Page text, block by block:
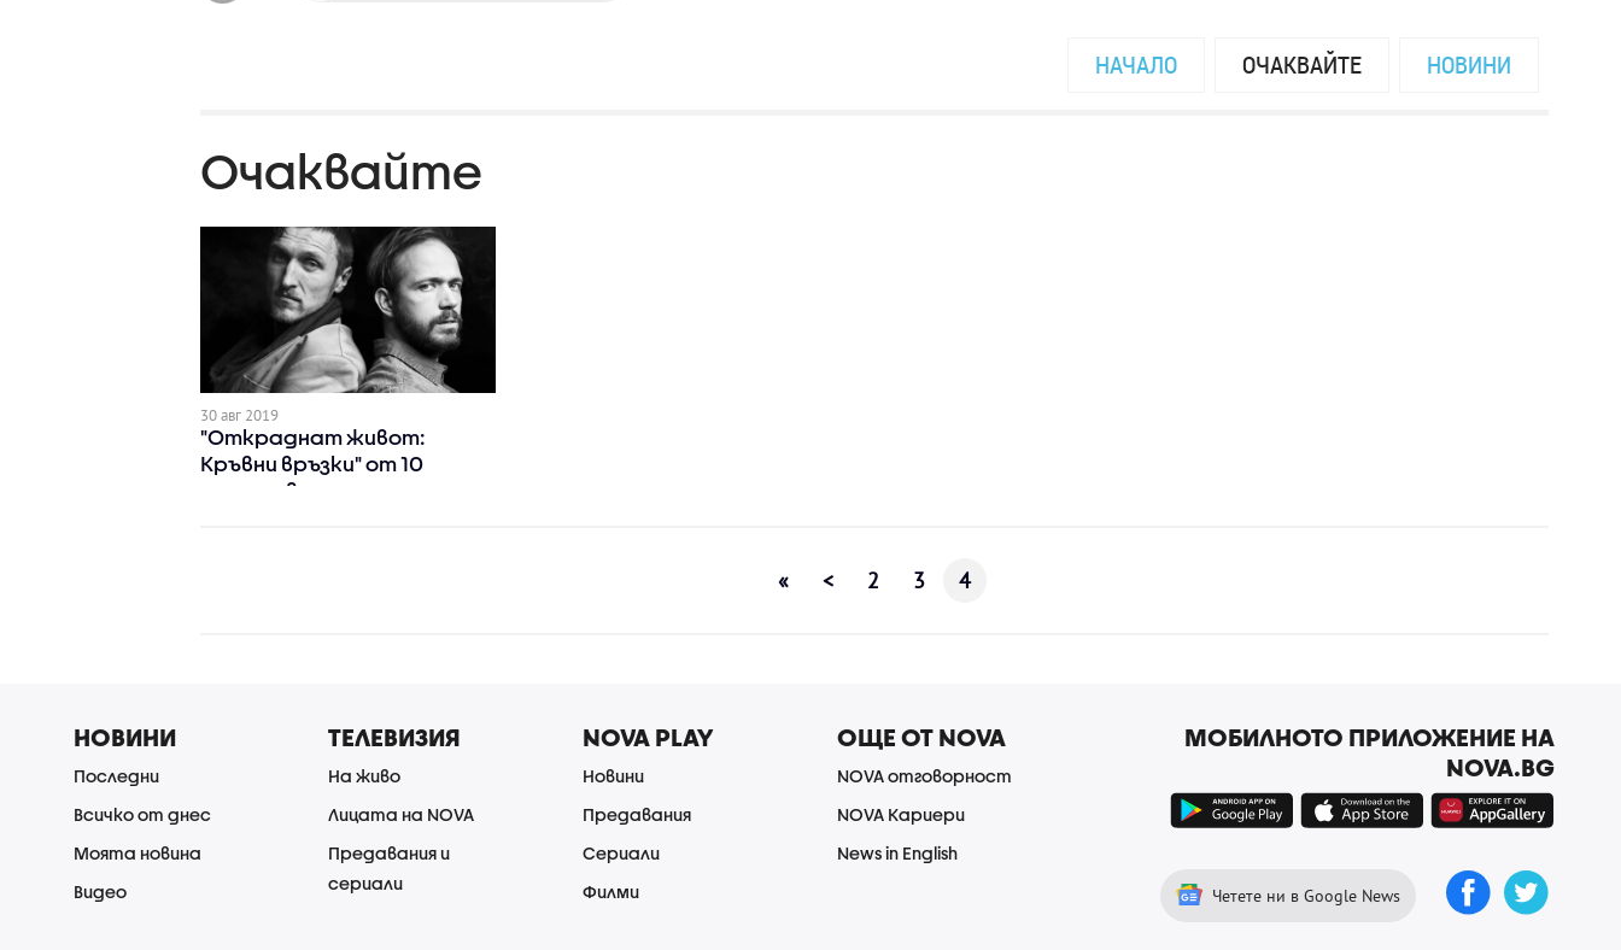
НАЧАЛО ОЧАКВАЙТЕ НОВИНИ
Очаквайте
30 авг 2019
"Откраднат живот:
Кръвни връзки" от 10
септември
« < 2 3 4
НОВИНИ
Последни
Всичко от днес
Моята новина
Видео
ТЕЛЕВИЗИЯ
На живо
Лицата на NOVA
Предавания и
сериали
NOVA PLAY
Новини
Предавания
Сериали
Филми
ОЩЕ ОТ NOVA
NOVA отговорност
NOVA Кариери
News in English
МОБИЛНОТО ПРИЛОЖЕНИЕ НА
NOVA.BG
Четете ни в Google News